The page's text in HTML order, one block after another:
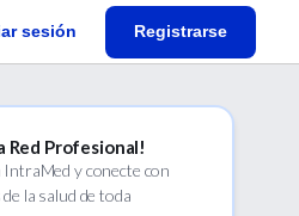
sesión Registrarse
Red Profesional!
IntraMed y conecte con
la salud de toda